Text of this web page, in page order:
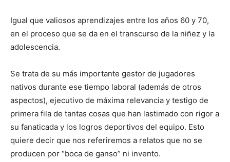
Igual que valiosos aprendizajes entre los años 60 y 70,
en el proceso que se da en el transcurso de la niñez y la
adolescencia.
Se trata de su más importante gestor de jugadores
nativos durante ese tiempo laboral (además de otros
aspectos), ejecutivo de máxima relevancia y testigo de
primera fila de tantas cosas que han lastimado con rigor a
su fanaticada y los logros deportivos del equipo. Esto
quiere decir que nos referiremos a relatos que no se
producen por “boca de ganso” ni invento.